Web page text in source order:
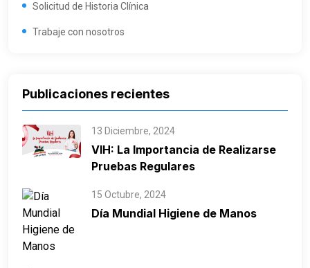
Solicitud de Historia Clínica
Trabaje con nosotros
Publicaciones recientes
13 Diciembre, 2024
VIH: La Importancia de Realizarse
Pruebas Regulares
15 Octubre, 2024
Día Mundial Higiene de Manos